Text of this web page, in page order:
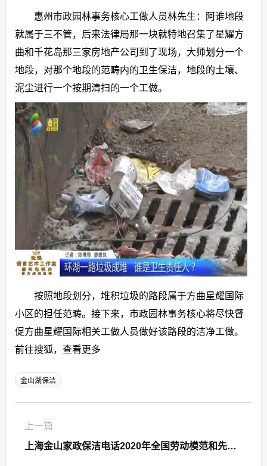
惠州市政园林事务核心工做人员林先生：阿谁地段
就属于三不管，后来法律局那一块就特地召集了星耀方
曲和千花岛那三家房地产公司到了现场，大师划分一个
地段，对那个地段的范畴内的卫生保洁，地段的土壤、
泥尘进行一个按期清扫的一个工做。
按照地段划分，堆积垃圾的路段属于方曲星耀国际
小区的担任范畴。接下来，市政园林事务核心将尽快督
促方曲星耀国际相关工做人员做好该路段的洁净工做。
前往搜狐，查看更多
金山湖保洁
上一篇
上海金山家政保洁电话2020年全国劳动模范和先进工作者名单